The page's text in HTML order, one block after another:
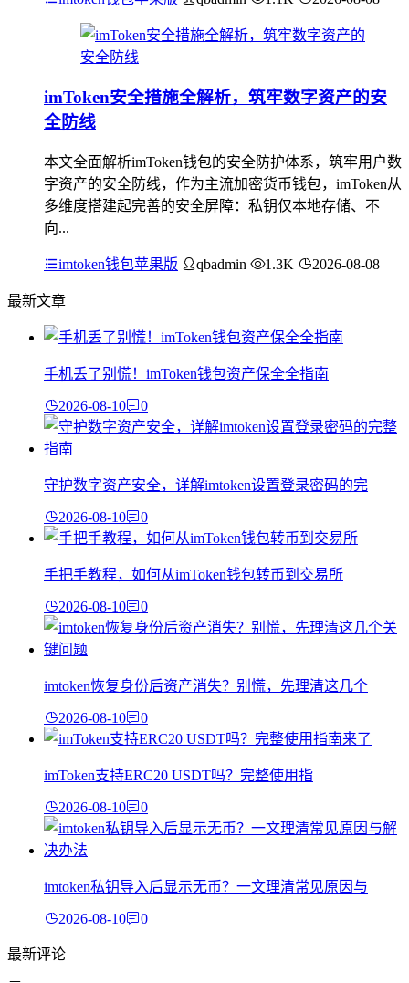
imToken安全措施全解析，筑牢数字资产的安
全防线
本文全面解析imToken钱包的安全防护体系，筑牢用户数
字资产的安全防线，作为主流加密货币钱包，imToken从
多维度搭建起完善的安全屏障：私钥仅本地存储、不
向...
imtoken钱包苹果版 qbadmin 1.3K 2026-08-08
最新文章
手机丢了别慌！imToken钱包资产保全全指南
2026-08-10 0
守护数字资产安全，详解imtoken设置登录密码的完
2026-08-10 0
手把手教程，如何从imToken钱包转币到交易所
2026-08-10 0
imtoken恢复身份后资产消失？别慌，先理清这几个
2026-08-10 0
imToken支持ERC20 USDT吗？完整使用指
2026-08-10 0
imtoken私钥导入后显示无币？一文理清常见原因与
2026-08-10 0
最新评论